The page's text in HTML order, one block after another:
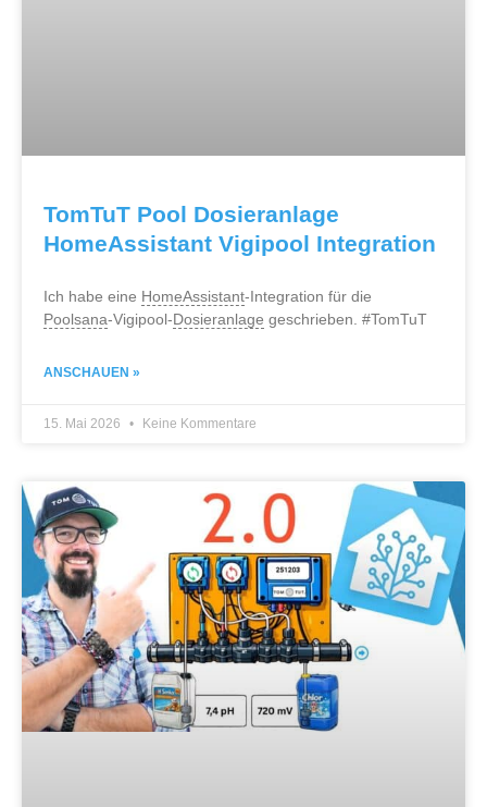
TomTuT Pool Dosieranlage
HomeAssistant Vigipool Integration
Ich habe eine HomeAssistant-Integration für die
Poolsana-Vigipool-Dosieranlage geschrieben. #TomTuT
ANSCHAUEN »
15. Mai 2026 Keine Kommentare